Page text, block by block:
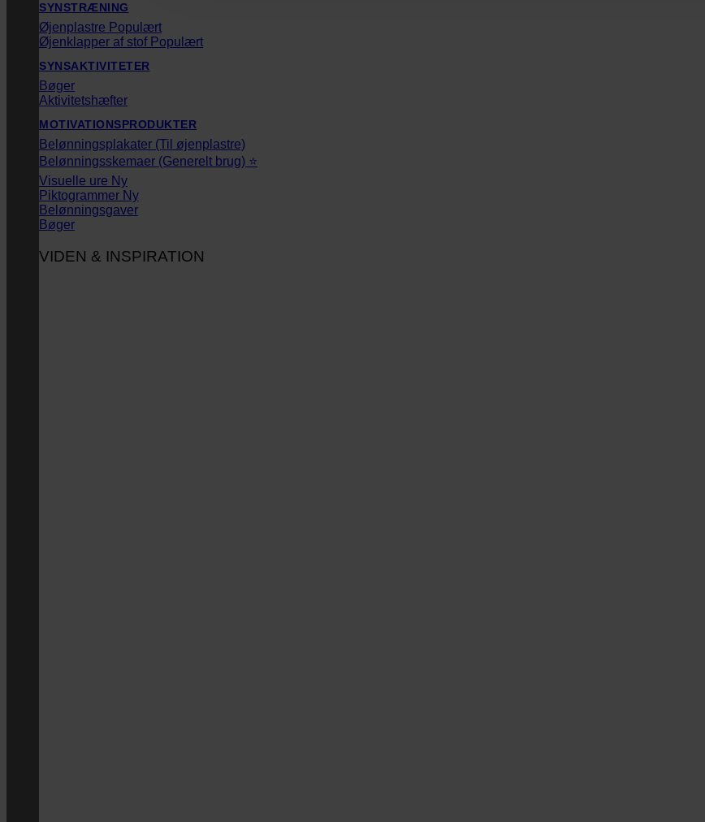
SYNSTRÆNING
Øjenplastre
Øjenklapper af stof
SYNSAKTIVITETER
Bøger
Aktivitetshæfter
MOTIVATIONSPRODUKTER
Belønningsplakater (Til øjenplastre)
Belønningsskemaer (Generelt brug) ⭐
Visuelle ure
Piktogrammer
Belønningsgaver
Bøger
VIDEN & INSPIRATION